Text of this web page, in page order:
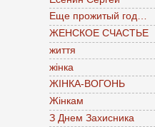
Еще прожитый год…
ЖЕНСКОЕ СЧАСТЬЕ
життя
жінка
ЖІНКА-ВОГОНЬ
Жінкам
З Днем Захисника